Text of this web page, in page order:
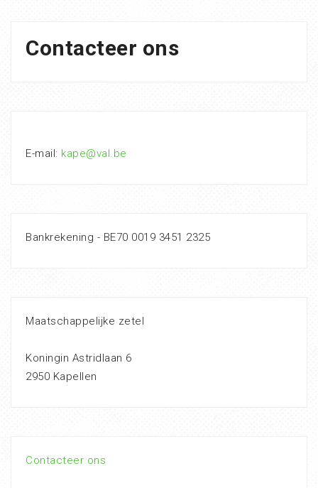
Contacteer ons
E-mail: kape@val.be
Bankrekening - BE70 0019 3451 2325
Maatschappelijke zetel
Koningin Astridlaan 6
2950 Kapellen
Contacteer ons